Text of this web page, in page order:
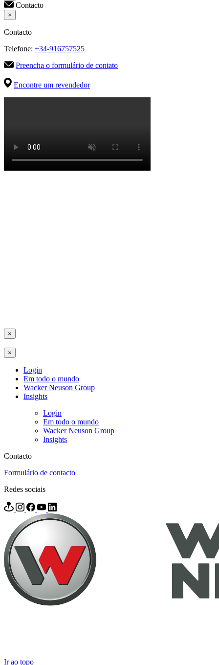
Contacto
×
Contacto
Telefone: +34-916757525
Preencha o formulário de contato
Encontre um revendedor
×
×
Login
Em todo o mundo
Wacker Neuson Group
Insights
Login
Em todo o mundo
Wacker Neuson Group
Insights
Contacto
Formulário de contacto
Redes sociais
Ir ao topo